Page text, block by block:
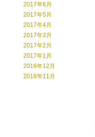
2017年6月
2017年5月
2017年4月
2017年3月
2017年2月
2017年1月
2016年12月
2016年11月